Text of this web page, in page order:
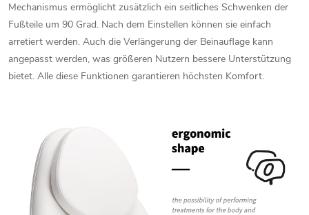
Mechanismus ermöglicht zusätzlich ein seitliches Schwenken der
Fußteile um 90 Grad. Nach dem Einstellen können sie einfach
arretiert werden. Auch die Verlängerung der Beinauflage kann
angepasst werden, was größeren Nutzern bessere Unterstützung
bietet. Alle diese Funktionen garantieren höchsten Komfort.